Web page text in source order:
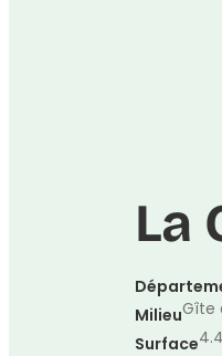
La
MilieuGîte
Surface